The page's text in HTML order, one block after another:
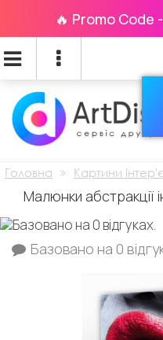
🔥 Promo Code
Головна » Картини
Малюнки абстракції
Базовано на 0